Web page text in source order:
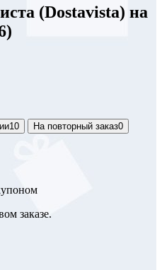
(Dostavista) на
10 На повторный заказ0
заказе.